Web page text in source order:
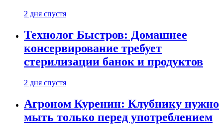
2 дня спустя
Технолог Быстров: Домашнее
консервирование требует
стерилизации банок и продуктов
2 дня спустя
Агроном Куренин: Клубнику нужно
мыть только перед употреблением